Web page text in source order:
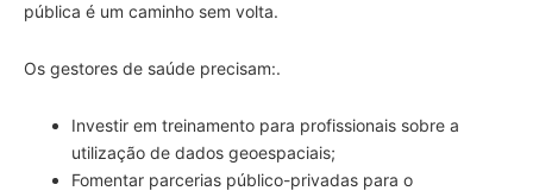
pública é um caminho sem volta.
Os gestores de saúde precisam:.
Investir em treinamento para profissionais sobre a
utilização de dados geoespaciais;
Fomentar parcerias público-privadas para o